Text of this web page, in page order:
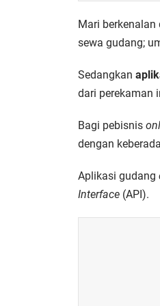
Mari
sewa gudang;
Sedangkan
dari perekaman
Bagi pebisnis
dengan
Aplikasi gudang
Interface (API).